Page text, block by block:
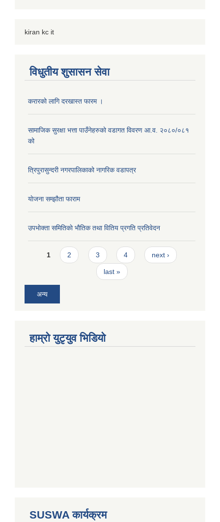
kiran kc it
विधुतीय शुसासन सेवा
करारको लागि दरखास्त फारम ।
सामाजिक सुरक्षा भत्ता पाउँनेहरुको वडागत विवरण आ.व. २०८०/०८१
को
त्रिपुरासुन्दरी नगरपालिकाको नागरिक वडापत्र
याेजना सम्झौता फाराम
उपभाेक्ता समितिकाे भाैतिक तथा वितिय प्रगति प्रतिवेदन
Pages
1 2 3 4 next ›
last »
अन्य
हाम्राे युटृयुव भिडियाे
SUSWA कार्यक्रम